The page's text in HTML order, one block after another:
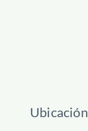
Ubicación